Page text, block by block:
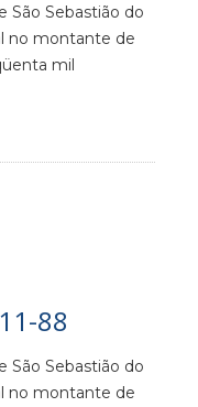
São Sebastião do
no montante de
mil
88
São Sebastião do
no montante de